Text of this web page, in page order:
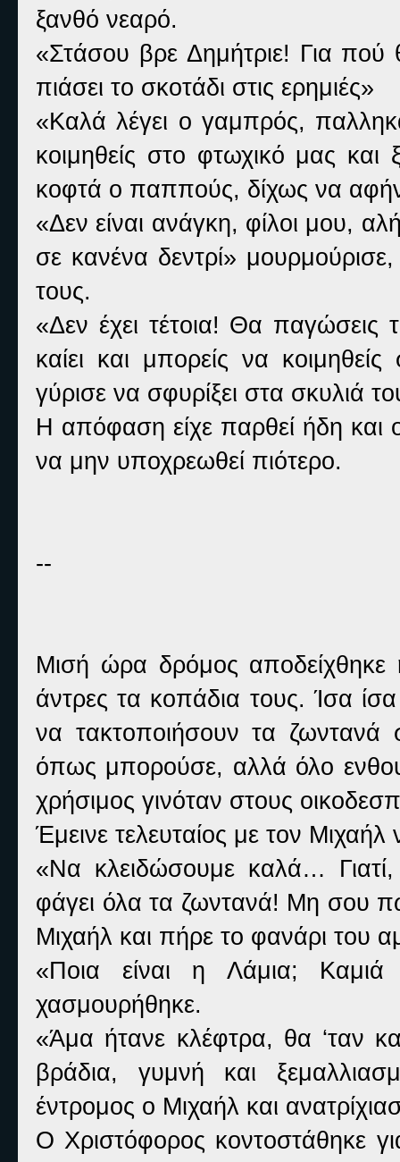
ξανθό νεαρό.
«Στάσου βρε Δημήτριε! Για
πιάσει το σκοτάδι στις ερημιές»
«Καλά λέγει ο γαμπρός,
κοιμηθείς στο φτωχικό μας
κοφτά ο παππούς, δίχως να
«Δεν είναι ανάγκη, φίλοι μου,
σε κανένα δεντρί»
τους.
«Δεν έχει τέτοια! Θα
καίει και μπορείς να
γύρισε να σφυρίξει στα σκυλιά
Η απόφαση είχε παρθεί ήδη και
να μην υποχρεωθεί πιότερο.
--
Μισή ώρα δρόμος
άντρες τα κοπάδια τους. Ίσα
να τακτοποιήσουν τα
όπως μπορούσε, αλλά όλο
χρήσιμος γινόταν στους
Έμεινε τελευταίος με τον
«Να κλειδώσουμε καλά…
φάγει όλα τα ζωντανά! Μη σου
Μιχαήλ και πήρε το φανάρι του
«Ποια είναι η Λάμια;
χασμουρήθηκε.
«Άμα ήτανε κλέφτρα, θα ‘ταν
βράδια, γυμνή και
έντρομος ο Μιχαήλ και
Ο Χριστόφορος κοντοστάθηκε